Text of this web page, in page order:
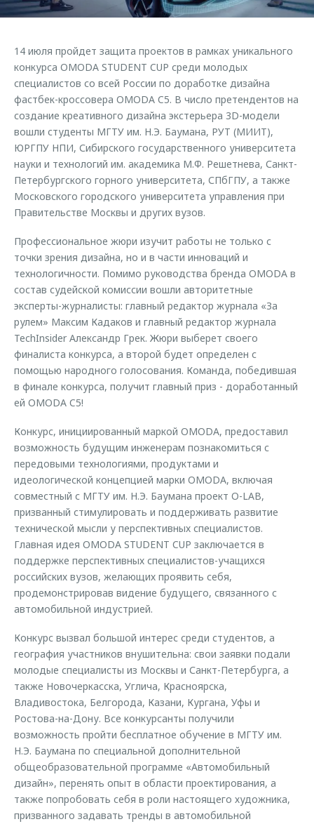
Страхование
Аксессуары
Одежда и сувениры
Оригинальные аксессуары
Запчасти
Трейд-ин
Калькулятор трейд-ин
Клиентская поддержка
Клуб владельцев OMODA
Приложение O&J
Аксессуары
Одежда и сувениры
Оригинальные аксессуары
Запчасти
Обратная связь
14 июля пройдет защита проектов в рамках уникального
конкурса OMODA STUDENT CUP среди молодых
специалистов со всей России по доработке дизайна
фастбек-кроссовера OMODA C5. В число претендентов на
создание креативного дизайна экстерьера 3D-модели
вошли студенты МГТУ им. Н.Э. Баумана, РУТ (МИИТ),
ЮРГПУ НПИ, Сибирского государственного университета
науки и технологий им. академика М.Ф. Решетнева, Санкт-
Петербургского горного университета, СПбГПУ, а также
Московского городского университета управления при
Правительстве Москвы и других вузов.
Профессиональное жюри изучит работы не только с
точки зрения дизайна, но и в части инноваций и
технологичности. Помимо руководства бренда OMODA в
состав судейской комиссии вошли авторитетные
эксперты-журналисты: главный редактор журнала «За
рулем» Максим Кадаков и главный редактор журнала
TechInsider Александр Грек. Жюри выберет своего
финалиста конкурса, а второй будет определен с
помощью народного голосования. Команда, победившая
в финале конкурса, получит главный приз - доработанный
ей OMODA C5!
Конкурс, инициированный маркой OMODA, предоставил
возможность будущим инженерам познакомиться c
передовыми технологиями, продуктами и
идеологической концепцией марки OMODA, включая
совместный с МГТУ им. Н.Э. Баумана проект O-LAB,
призванный стимулировать и поддерживать развитие
технической мысли у перспективных специалистов.
Главная идея OMODA STUDENT CUP заключается в
поддержке перспективных специалистов-учащихся
российских вузов, желающих проявить себя,
продемонстрировав видение будущего, связанного с
автомобильной индустрией.
Конкурс вызвал большой интерес среди студентов, а
география участников внушительна: свои заявки подали
молодые специалисты из Москвы и Санкт-Петербурга, а
также Новочеркасска, Углича, Красноярска,
Владивостока, Белгорода, Казани, Кургана, Уфы и
Ростова-на-Дону. Все конкурсанты получили
возможность пройти бесплатное обучение в МГТУ им.
Н.Э. Баумана по специальной дополнительной
общеобразовательной программе «Автомобильный
дизайн», перенять опыт в области проектирования, а
также попробовать себя в роли настоящего художника,
призванного задавать тренды в автомобильной